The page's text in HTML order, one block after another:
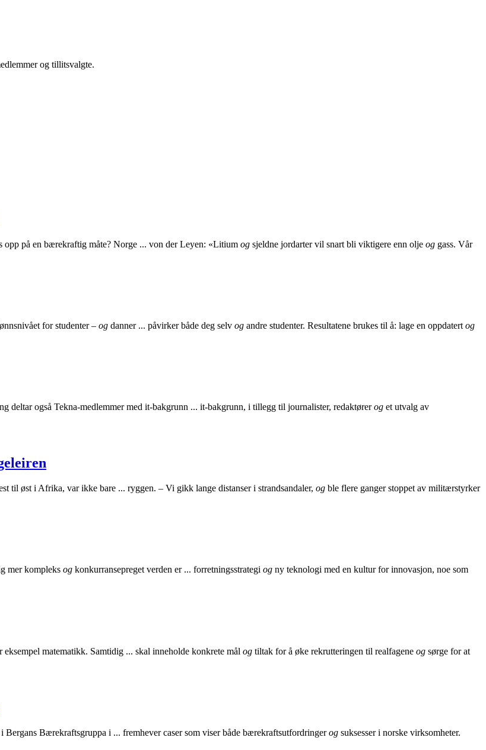
og tillitsvalgte.
opp på en bærekraftig måte? Norge ... von der Leyen: «Litium og sjeldne jordarter vil snart bli viktigere enn olje og gass. Vår
for studenter – og danner ... påvirker både deg selv og andre studenter. Resultatene brukes til å: lage en oppdatert og
deltar også Tekna-medlemmer med it-bakgrunn ... it-bakgrunn, i tillegg til journalister, redaktørerog et utvalg av
til øst i Afrika, var ikke bare ... ryggen. – Vi gikk lange distanser i strandsandaler, og ble flere ganger stoppet av militærstyrker
mer kompleks og konkurransepreget verden er ... forretningsstrategi og ny teknologi med en kultur for innovasjon, noe som
matematikk. Samtidig ... skal inneholde konkrete mål og tiltak for å øke rekrutteringen til realfagene og sørge for at
Bergans Bærekraftsgruppa i ... fremhever caser som viser både bærekraftsutfordringerog suksesser i norske virksomheter.